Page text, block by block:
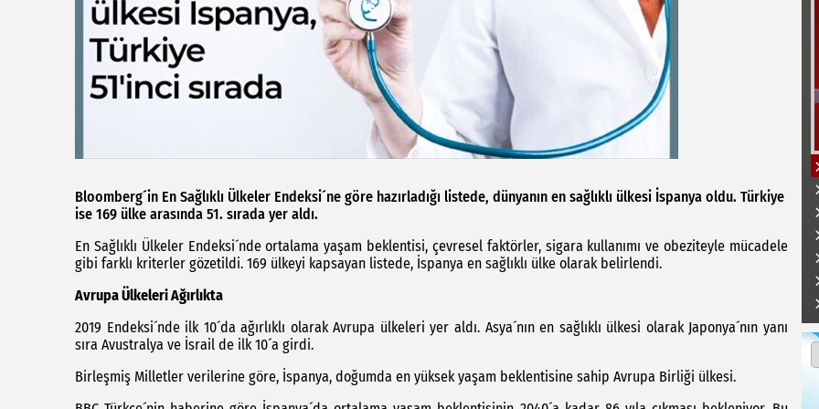
Bloomberg´in En Sağlıklı Ülkeler Endeksi´ne göre hazırladığı listede, dünyanın en sağlıklı ülkesi İspanya oldu. Türkiye
ise 169 ülke arasında 51. sırada yer aldı.
En Sağlıklı Ülkeler Endeksi´nde ortalama yaşam beklentisi, çevresel faktörler, sigara kullanımı ve obeziteyle mücadele
gibi farklı kriterler gözetildi. 169 ülkeyi kapsayan listede, İspanya en sağlıklı ülke olarak belirlendi.
Avrupa Ülkeleri Ağırlıkta
2019 Endeksi´nde ilk 10´da ağırlıklı olarak Avrupa ülkeleri yer aldı. Asya´nın en sağlıklı ülkesi olarak Japonya´nın yanı
sıra Avustralya ve İsrail de ilk 10´a girdi.
Birleşmiş Milletler verilerine göre, İspanya, doğumda en yüksek yaşam beklentisine sahip Avrupa Birliği ülkesi.